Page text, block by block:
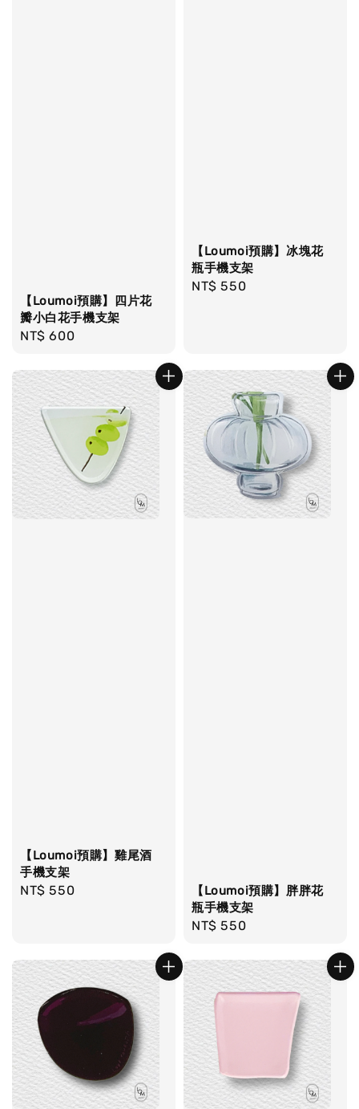
【Loumoi預購】四片花
瓣小白花手機支架
Regular
NT$ 600
【Loumoi預購】冰塊花
瓶手機支架
Regular
NT$ 550
【Loumoi預購】雞尾酒
手機支架
Regular
NT$ 550
【Loumoi預購】胖胖花
瓶手機支架
Regular
NT$ 550